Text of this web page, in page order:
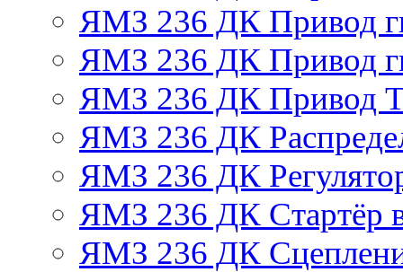
ЯМЗ 236 ДК Привод
ЯМЗ 236 ДК Привод
ЯМЗ 236 ДК Привод
ЯМЗ 236 ДК
ЯМЗ 236 ДК
ЯМЗ 236 ДК Стартёр
ЯМЗ 236 ДК